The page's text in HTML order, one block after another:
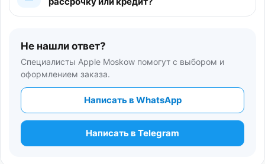
Не нашли ответ?
Специалисты Apple Moskow помогут с выбором и
оформлением заказа.
Написать в WhatsApp
Написать в Telegram